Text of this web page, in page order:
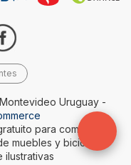
Uruguay -
para compras
muebles y bicicletas-
ilustrativas